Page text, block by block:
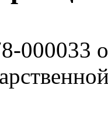
000033